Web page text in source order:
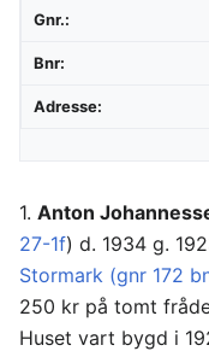
Gnr.:
Bnr:
Adresse:
1. Anton
27-1f) d. 1934 g.
Stormark (gnr 172
250 kr på tomt
Huset vart bygd i